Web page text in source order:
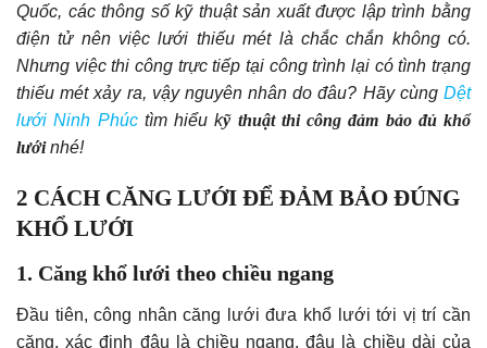
Quốc, các thông số kỹ thuật sản xuất được lập trình bằng
điện tử nên việc lưới thiếu mét là chắc chắn không có.
Nhưng việc thi công trực tiếp tại công trình lại có tình trạng
thiếu mét xảy ra, vậy nguyên nhân do đâu? Hãy cùng Dệt
lưới Ninh Phúctìm hiểu kỹ thuật thi công đảm bảo đủ khổ
lướinhé!
2 CÁCH CĂNG LƯỚI ĐỂ ĐẢM BẢO ĐÚNG
KHỔ LƯỚI
1. Căng khổ lưới theo chiều ngang
Đầu tiên, công nhân căng lưới đưa khổ lưới tới vị trí cần
căng, xác định đâu là chiều ngang, đâu là chiều dài của